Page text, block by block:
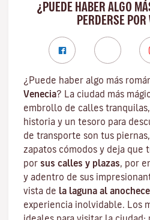
¿PUEDE HABER ALGO
PERDERSE
¿Puede haber algo más
Venecia? La ciudad más
embrollo de calles
historia y un tesoro para
de transporte son tus
zapatos cómodos y deja que
por sus calles y plazas, por
y adentro de sus
vista de la laguna al
experiencia inolvidable. Los